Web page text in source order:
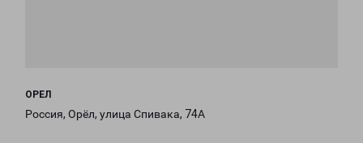
ОРЕЛ
Россия, Орёл, улица Спивака, 74А